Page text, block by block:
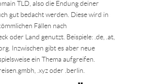
TLD, also die Endung deiner
gut bedacht werden. Diese wird in
Fällen nach
oder Land genutzt. Beispiele: .de, .at,
Inzwischen gibt es aber neue
ein Thema aufgreifen.
.xyz oder .berlin.